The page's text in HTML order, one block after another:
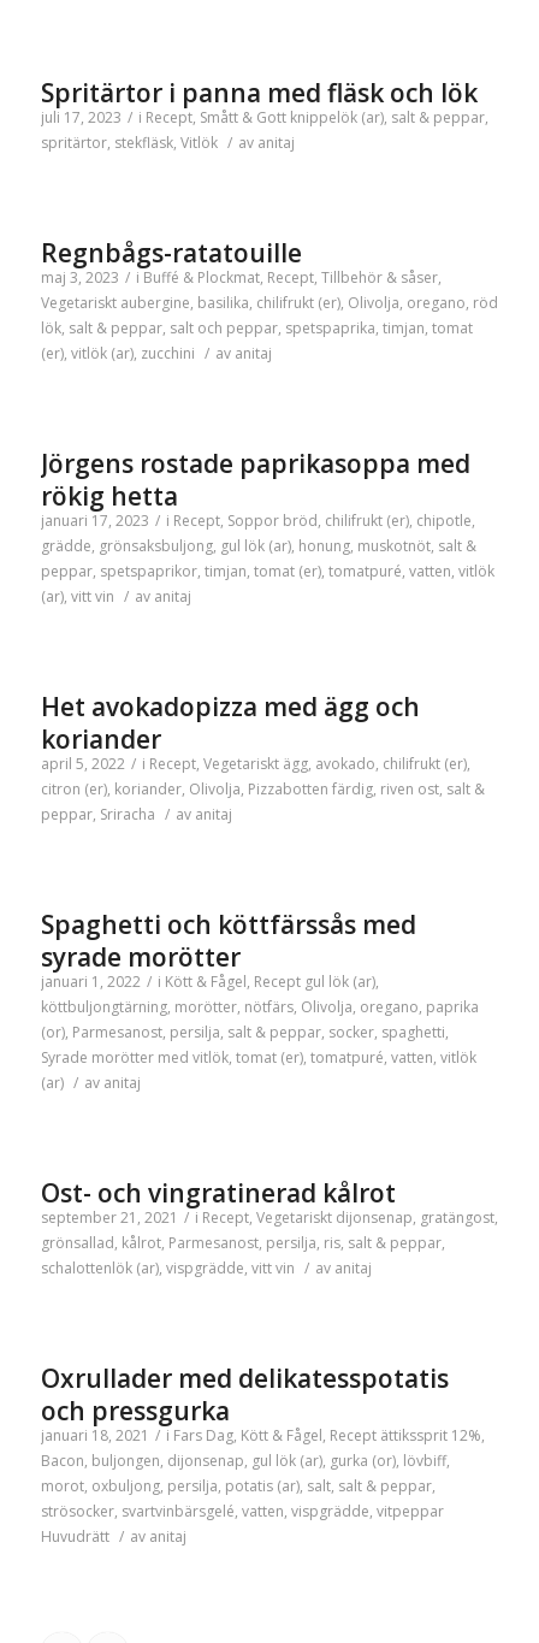
Spritärtor i panna med fläsk och lök
juli 17, 2023 / i Recept, Smått & Gott knippelök (ar), salt & peppar,
spritärtor, stekfläsk, Vitlök / av anitaj
Regnbågs-ratatouille
maj 3, 2023 / i Buffé & Plockmat, Recept, Tillbehör & såser,
Vegetariskt aubergine, basilika, chilifrukt (er), Olivolja, oregano, röd
lök, salt & peppar, salt och peppar, spetspaprika, timjan, tomat
(er), vitlök (ar), zucchini / av anitaj
Jörgens rostade paprikasoppa med
rökig hetta
januari 17, 2023 / i Recept, Soppor bröd, chilifrukt (er), chipotle,
grädde, grönsaksbuljong, gul lök (ar), honung, muskotnöt, salt &
peppar, spetspaprikor, timjan, tomat (er), tomatpuré, vatten, vitlök
(ar), vitt vin / av anitaj
Het avokadopizza med ägg och
koriander
april 5, 2022 / i Recept, Vegetariskt ägg, avokado, chilifrukt (er),
citron (er), koriander, Olivolja, Pizzabotten färdig, riven ost, salt &
peppar, Sriracha / av anitaj
Spaghetti och köttfärssås med
syrade morötter
januari 1, 2022 / i Kött & Fågel, Recept gul lök (ar),
köttbuljongtärning, morötter, nötfärs, Olivolja, oregano, paprika
(or), Parmesanost, persilja, salt & peppar, socker, spaghetti,
Syrade morötter med vitlök, tomat (er), tomatpuré, vatten, vitlök
(ar) / av anitaj
Ost- och vingratinerad kålrot
september 21, 2021 / i Recept, Vegetariskt dijonsenap, gratängost,
grönsallad, kålrot, Parmesanost, persilja, ris, salt & peppar,
schalottenlök (ar), vispgrädde, vitt vin / av anitaj
Oxrullader med delikatesspotatis
och pressgurka
januari 18, 2021 / i Fars Dag, Kött & Fågel, Recept ättikssprit 12%,
Bacon, buljongen, dijonsenap, gul lök (ar), gurka (or), lövbiff,
morot, oxbuljong, persilja, potatis (ar), salt, salt & peppar,
strösocker, svartvinbärsgelé, vatten, vispgrädde, vitpeppar
Huvudrätt / av anitaj